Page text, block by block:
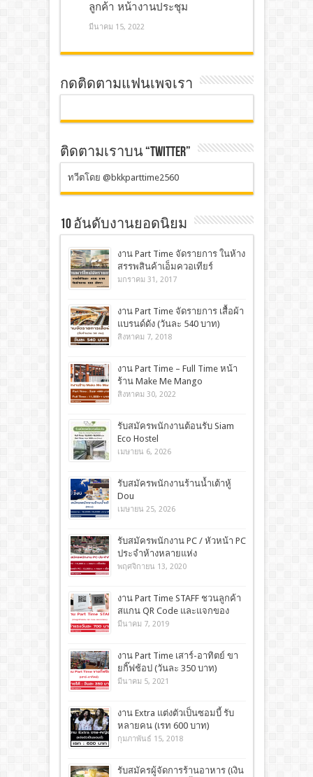
ลูกค้า หน้างานประชุม
มีนาคม 15, 2022
กดติดตามแฟนเพจเรา
ติดตามเราบน “TWITTER”
ทวีตโดย @bkkparttime2560
10 อันดับงานยอดนิยม
งาน Part Time จัดรายการ ในห้าง
สรรพสินค้าเอ็มควอเทียร์
มกราคม 31, 2017
งาน Part Time จัดรายการ เสื้อผ้า
แบรนด์ดัง (วันละ 540 บาท)
สิงหาคม 7, 2018
งาน Part Time – Full Time หน้า
ร้าน Make Me Mango
สิงหาคม 30, 2022
รับสมัครพนักงานต้อนรับ Siam
Eco Hostel
เมษายน 6, 2026
รับสมัครพนักงานร้านน้ำเต้าหู้
Dou
เมษายน 25, 2026
รับสมัครพนักงาน PC / หัวหน้า PC
ประจำห้างหลายแห่ง
พฤศจิกายน 13, 2020
งาน Part Time STAFF ชวนลูกค้า
สแกน QR Code และแจกของ
มีนาคม 7, 2019
งาน Part Time เสาร์-อาทิตย์ ขา
ยกิ๊ฟช้อป (วันละ 350 บาท)
มีนาคม 5, 2021
งาน Extra แต่งตัวเป็นซอมบี้ รับ
หลายคน (เรท 600 บาท)
กุมภาพันธ์ 15, 2018
รับสมัครผู้จัดการร้านอาหาร (เงิน